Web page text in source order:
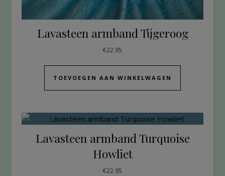
Lavasteen armband Tijgeroog
€22.95
TOEVOEGEN AAN WINKELWAGEN
Lavasteen armband Turquoise
Howliet
€22.95